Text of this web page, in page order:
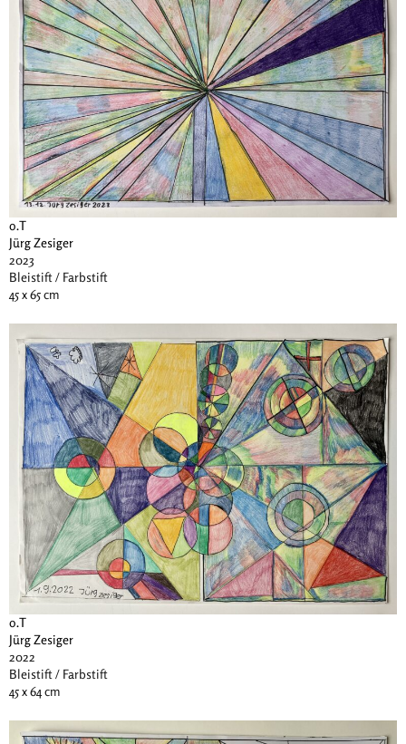
o.T
Jürg Zesiger
2023
Bleistift / Farbstift
45 x 65 cm
o.T
Jürg Zesiger
2022
Bleistift / Farbstift
45 x 64 cm